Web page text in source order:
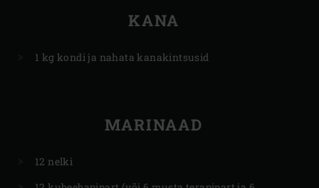
KANA
1 kg kondi ja nahata kanakintsusid
MARINAAD
12 nelki